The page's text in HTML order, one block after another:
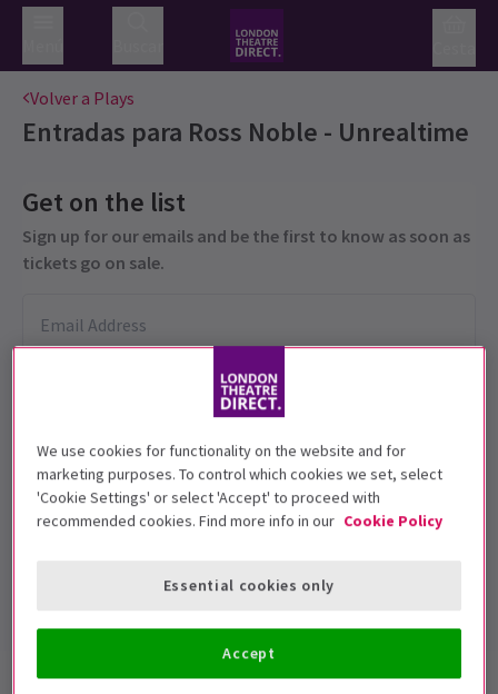
Volver a Plays
Entradas para Ross Noble - Unrealtime
Get on the list
Sign up for our emails and be the first to know as soon as
tickets go on sale.
Garrick Theatre
Información del espectáculo Accesibilidad
We use cookies for functionality on the website and for
marketing purposes. To control which cookies we set, select
'Cookie Settings' or select 'Accept' to proceed with
recommended cookies. Find more info in our Cookie Policy
Essential cookies only
Accept